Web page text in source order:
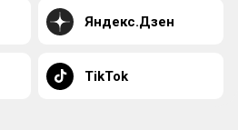
Яндекс.Дзен
TikTok